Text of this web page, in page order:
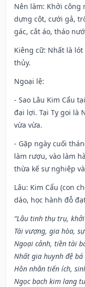
Nên làm: Khởi công
dựng cột, cưới gả,
gác, cắt áo, tháo
Kiêng cữ: Nhất là
thủy.
Ngoại lệ:
- Sao Lâu Kim Cẩu
đại lợi. Tại Tỵ gọi là
vừa vừa.
- Gặp ngày cuối
làm rượu, vào làm
thừa kế sự nghiệp
Lâu: Kim Cẩu (con
dào, học hành đỗ
“Lâu tinh thụ trụ,
Tài vượng, gia hòa,
Ngoại cảnh, tiền tài
Nhất gia huynh đệ
Hôn nhân tiến ích,
Ngọc bạch kim lang